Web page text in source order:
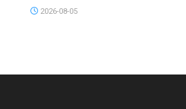
2026-08-05